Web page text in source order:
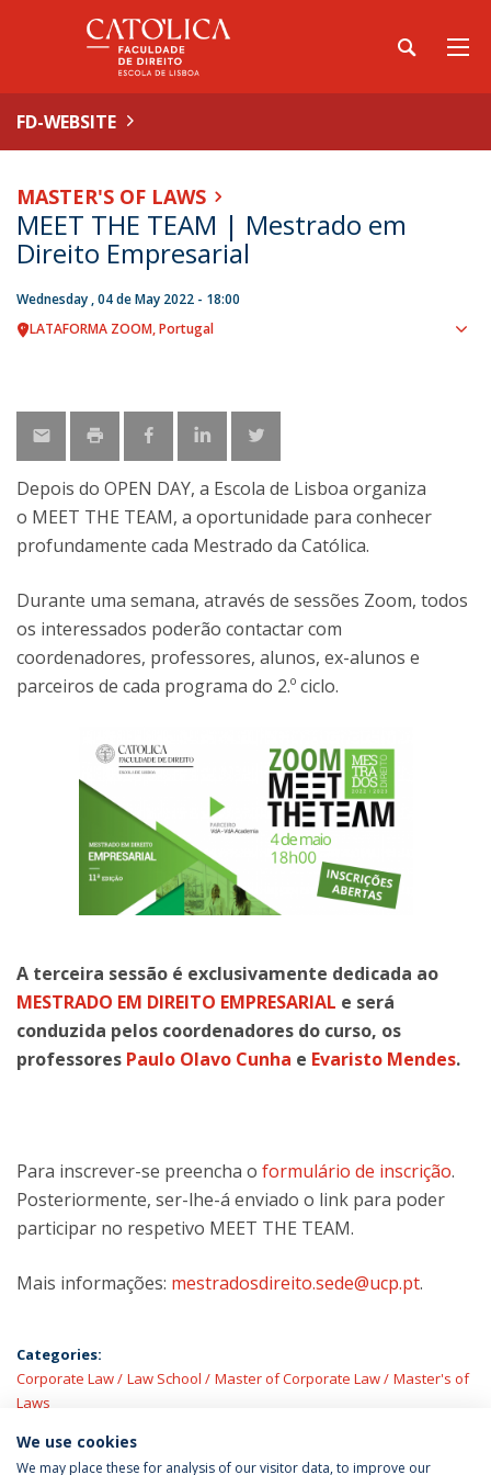
FD-WEBSITE
MASTER'S OF LAWS
MEET THE TEAM | Mestrado em
Direito Empresarial
Wednesday , 04 de May 2022 - 18:00
PLATAFORMA ZOOM Portugal
Depois do OPEN DAY, a Escola de Lisboa organiza
o MEET THE TEAM, a oportunidade para conhecer
profundamente cada Mestrado da Católica.
Durante uma semana, através de sessões Zoom, todos
os interessados poderão contactar com
coordenadores, professores, alunos, ex-alunos e
parceiros de cada programa do 2.º ciclo.
A terceira sessão é exclusivamente dedicada ao
MESTRADO EM DIREITO EMPRESARIAL e será
conduzida pelos coordenadores do curso, os
professores Paulo Olavo Cunha e Evaristo Mendes.
Para inscrever-se preencha o formulário de inscrição.
Posteriormente, ser-lhe-á enviado o link para poder
participar no respetivo MEET THE TEAM.
Mais informações: mestradosdireito.sede@ucp.pt.
Categories:
Corporate Law
Law School Master of Corporate Law
Master's of
Laws
LATEST NEWS
We use cookies
We may place these for analysis of our visitor data, to improve our